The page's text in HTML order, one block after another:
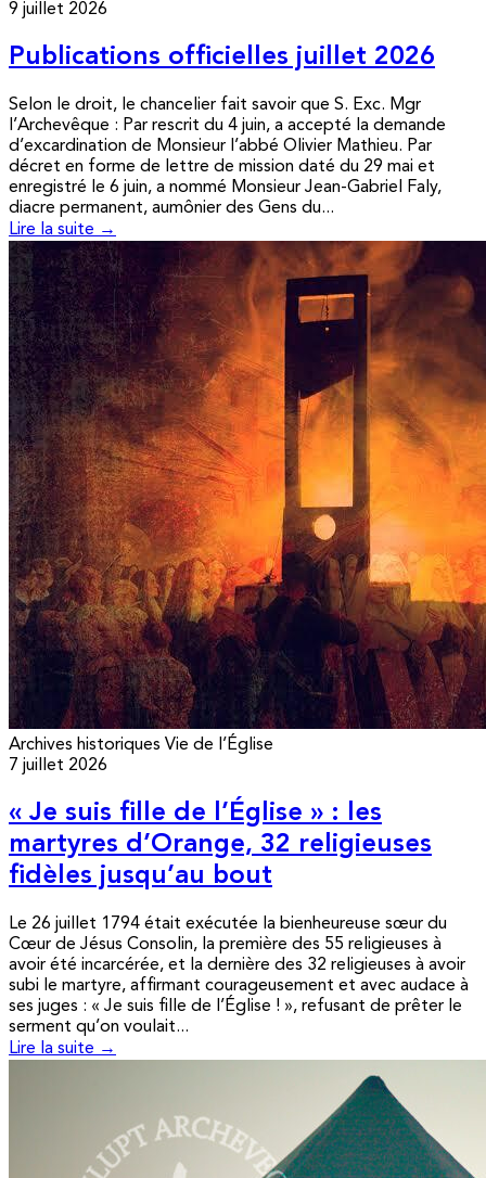
9 juillet 2026
Publications officielles juillet 2026
Selon le droit, le chancelier fait savoir que S. Exc. Mgr
l’Archevêque : Par rescrit du 4 juin, a accepté la demande
d’excardination de Monsieur l’abbé Olivier Mathieu. Par
décret en forme de lettre de mission daté du 29 mai et
enregistré le 6 juin, a nommé Monsieur Jean-Gabriel Faly,
diacre permanent, aumônier des Gens du...
Lire la suite →
Archives historiques Vie de l’Église
7 juillet 2026
« Je suis fille de l’Église » : les
martyres d’Orange, 32 religieuses
fidèles jusqu’au bout
Le 26 juillet 1794 était exécutée la bienheureuse sœur du
Cœur de Jésus Consolin, la première des 55 religieuses à
avoir été incarcérée, et la dernière des 32 religieuses à avoir
subi le martyre, affirmant courageusement et avec audace à
ses juges : « Je suis fille de l’Église ! », refusant de prêter le
serment qu’on voulait...
Lire la suite →